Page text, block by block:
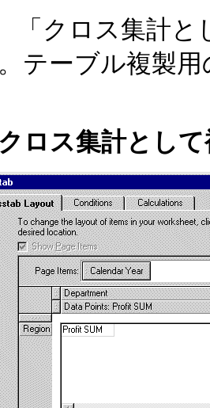
「クロス集計
テーブル複製
クロス集計とし